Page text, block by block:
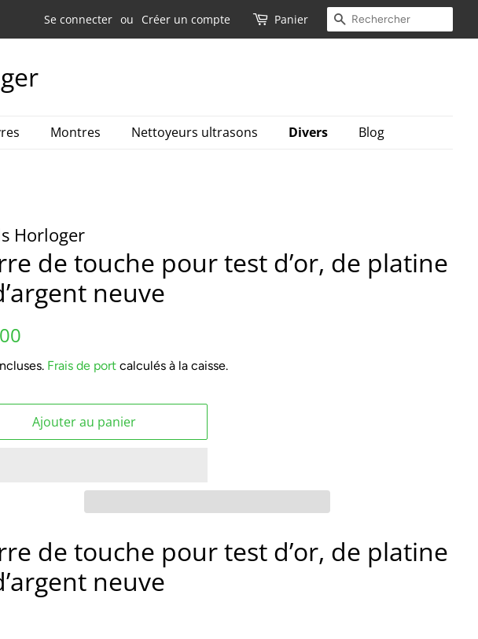
Se connecter ou Créer un compte Panier Recherche
Montres Nettoyeurs ultrasons Divers Blog
Horloger
de touche pour test d’or, de platine
neuve
Frais de port calculés à la caisse.
Ajouter au panier
de touche pour test d’or, de platine
neuve